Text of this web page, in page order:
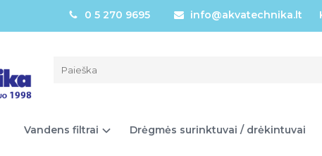
0 5 270 9695 info@akvatechnika.lt
Vandens filtrai Drėgmės surinktuvai / drėkintuvai